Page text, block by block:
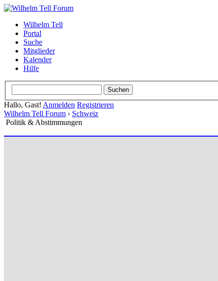
Wilhelm Tell
Portal
Suche
Mitglieder
Kalender
Hilfe
Hallo, Gast! Anmelden Registrieren
Wilhelm Tell Forum › Schweiz
Politik & Abstimmungen